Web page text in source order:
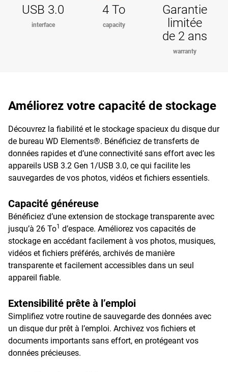
USB 3.0
interface
4 To
capacity
Garantie
limitée
de 2 ans
warranty
Améliorez votre capacité de stockage
Découvrez la fiabilité et le stockage spacieux du disque dur
de bureau WD Elements®. Bénéficiez de transferts de
données rapides et d’une connectivité sans effort avec les
appareils USB 3.2 Gen 1/USB 3.0, ce qui facilite les
sauvegardes de vos photos, vidéos et fichiers essentiels.
Capacité généreuse
Bénéficiez d’une extension de stockage transparente avec
jusqu’à 26 To1 d’espace. Améliorez vos capacités de
stockage en accédant facilement à vos photos, musiques,
vidéos et fichiers préférés, archivés de manière
transparente et facilement accessibles dans un seul
appareil fiable.
Extensibilité prête à l’emploi
Simplifiez votre routine de sauvegarde des données avec
un disque dur prêt à l’emploi. Archivez vos fichiers et
documents importants sans effort, en protégeant vos
données précieuses.